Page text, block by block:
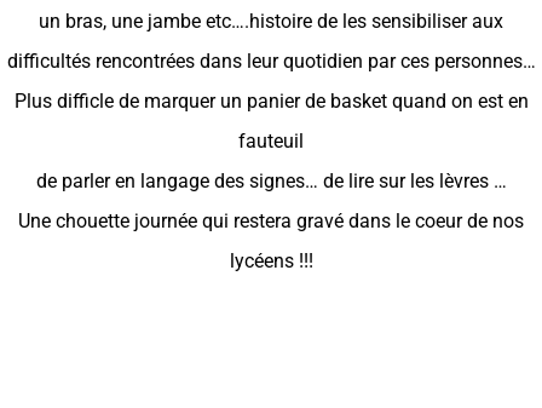
un bras, une jambe etc….histoire de les sensibiliser aux
difficultés rencontrées dans leur quotidien par ces personnes…
Plus difficle de marquer un panier de basket quand on est en
fauteuil
de parler en langage des signes… de lire sur les lèvres …
Une chouette journée qui restera gravé dans le coeur de nos
lycéens !!!